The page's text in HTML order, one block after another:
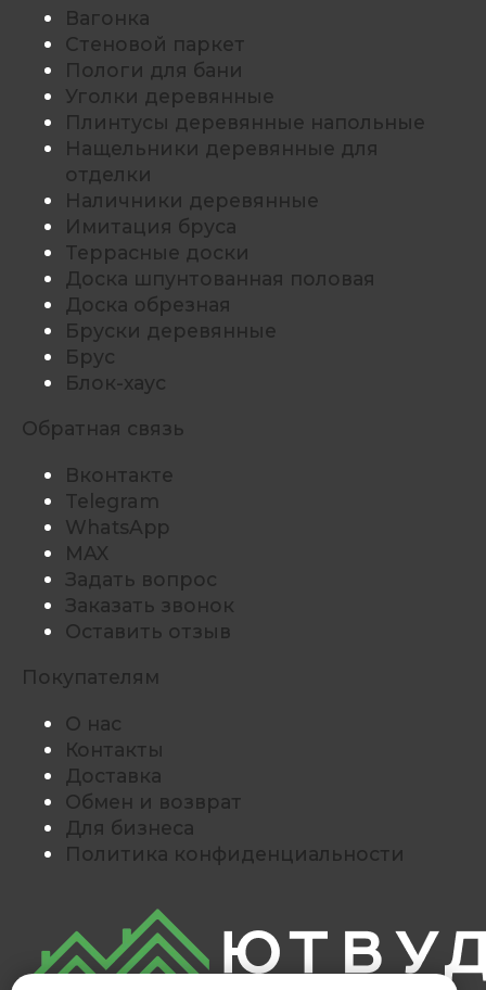
Вагонка
Стеновой паркет
Пологи для бани
Уголки деревянные
Плинтусы деревянные напольные
Нащельники деревянные для
отделки
Наличники деревянные
Имитация бруса
Террасные доски
Доска шпунтованная половая
Доска обрезная
Бруски деревянные
Брус
Блок-хаус
Обратная связь
Вконтакте
Telegram
WhatsApp
MAX
Задать вопрос
Заказать звонок
Оставить отзыв
Покупателям
О нас
Контакты
Доставка
Обмен и возврат
Для бизнеса
Политика конфиденциальности